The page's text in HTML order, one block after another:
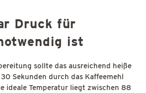
Druck für
ist
sollte das ausreichend heiße
Sekunden durch das Kaffeemehl
ideale Temperatur liegt zwischen 88